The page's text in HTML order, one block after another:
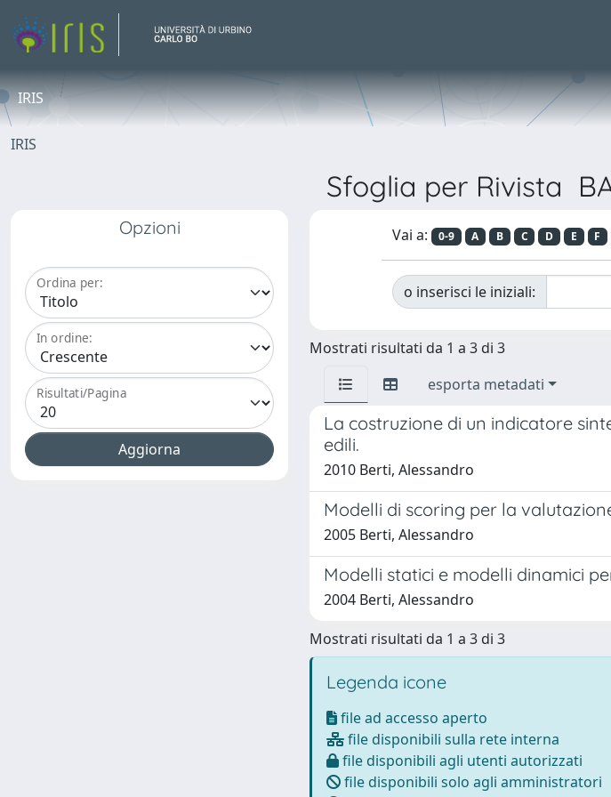
IRIS
IRIS
Sfoglia per Rivista
Opzioni
Ordina per:
In ordine:
Risultati/Pagina
Vai a: 0-9 A B C D E F
o inserisci le iniziali:
Mostrati risultati da 1 a 3 di 3
esporta metadati
La costruzione di un indicatore
edili.
2010 Berti, Alessandro
Modelli di scoring per la
2005 Berti, Alessandro
Modelli statici e modelli dinamici
2004 Berti, Alessandro
Mostrati risultati da 1 a 3 di 3
Legenda icone
file ad accesso aperto
file disponibili sulla rete interna
file disponibili agli utenti autorizzati
file disponibili solo agli amministratori